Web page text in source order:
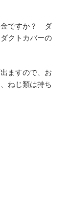
金ですか？ ダ
クトカバーの
ますので、お
ねじ類は持ち